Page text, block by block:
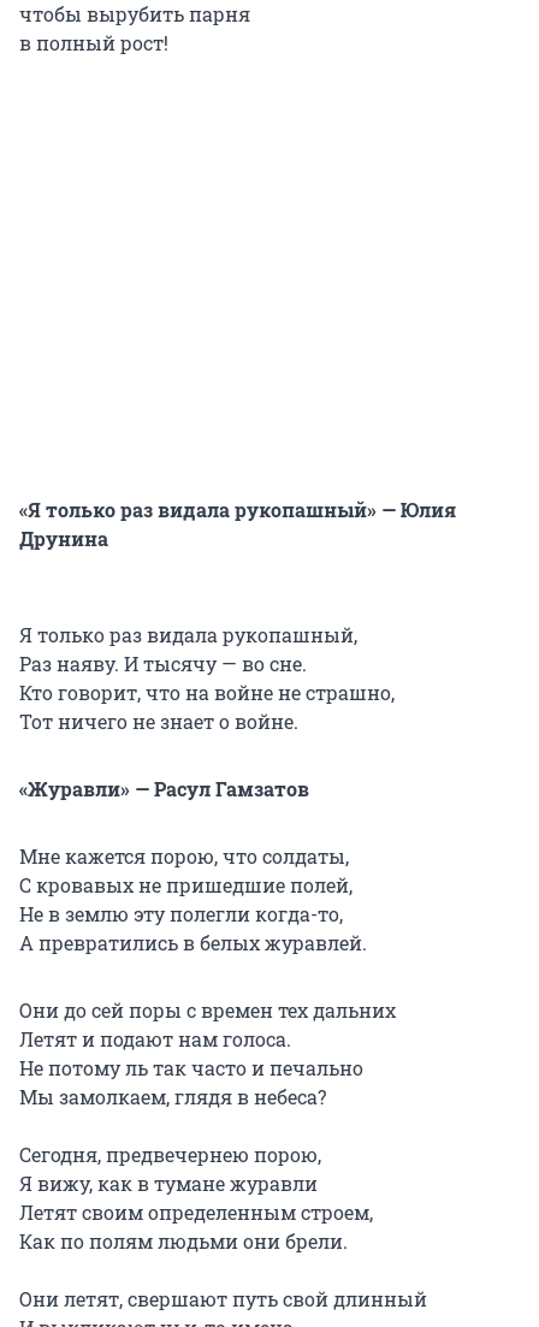
чтобы вырубить парня
в полный рост!
«Я только раз видала рукопашный» — Юлия
Друнина
Я только раз видала рукопашный,
Раз наяву. И тысячу — во сне.
Кто говорит, что на войне не страшно,
Тот ничего не знает о войне.
«Журавли» — Расул Гамзатов
Мне кажется порою, что солдаты,
С кровавых не пришедшие полей,
Не в землю эту полегли когда-то,
А превратились в белых журавлей.
Они до сей поры с времен тех дальних
Летят и подают нам голоса.
Не потому ль так часто и печально
Мы замолкаем, глядя в небеса?
Сегодня, предвечернею порою,
Я вижу, как в тумане журавли
Летят своим определенным строем,
Как по полям людьми они брели.
Они летят, свершают путь свой длинный